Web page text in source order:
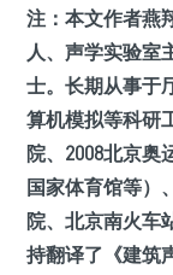
注： 本文作者燕
人、声学实验室
士。长期从事于
算机模拟等科研
院、2008北京奥
国家体育馆等）
院、北京南火车
持翻译了《建筑